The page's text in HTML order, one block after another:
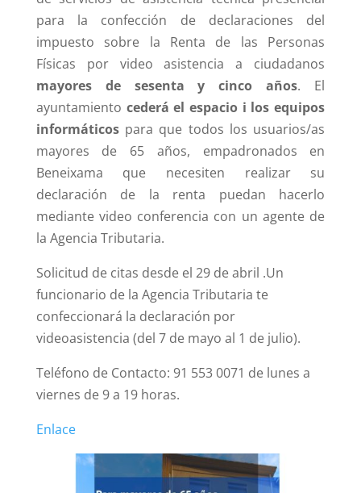
para la confección de declaraciones del
impuesto sobre la Renta de las Personas
Físicas por video asistencia a ciudadanos
mayores de sesenta y cinco años. El
ayuntamiento cederá el espacio i los equipos
informáticospara que todos los usuarios/as
mayores de 65 años, empadronados en
Beneixama que necesiten realizar su
declaración de la renta puedan hacerlo
mediante video conferencia con un agente de
la Agencia Tributaria.
Solicitud de citas desde el 29 de abril .Un
funcionario de la Agencia Tributaria te
confeccionará la declaración por
videoasistencia (del 7 de mayo al 1 de julio).
Teléfono de Contacto: 91 553 0071 de lunes a
viernes de 9 a 19 horas.
Enlace